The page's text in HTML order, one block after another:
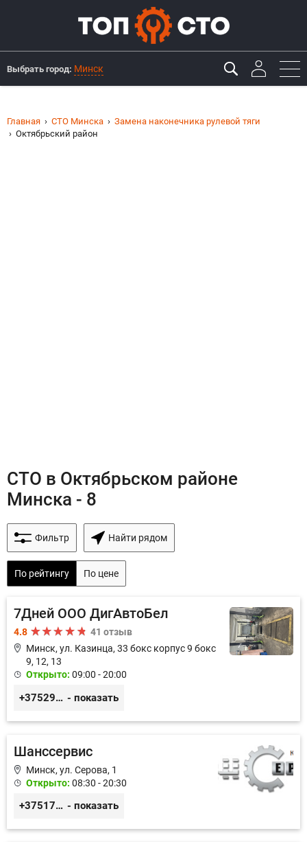
Выбрать город: Минск
Главная СТО Минска
Замена наконечника рулевой тяги
Октябрьский район
СТО в Октябрьском районе
Минска - 8
Фильтр Найти рядом
По рейтингу По цене
7Дней ООО ДигАвтоБел
4.8
41 отзыв
Минск, ул. Казинца, 33 бокс корпус 9 бокс
9, 12, 13
Открыто: 09:00 - 20:00
+375296518100 - показать
Шанссервис
Минск, ул. Серова, 1
Открыто: 08:30 - 20:30
+375173984803 - показать